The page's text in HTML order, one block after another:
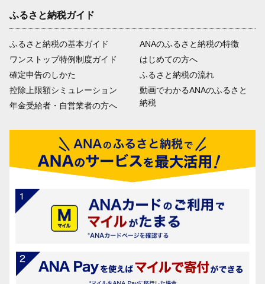
ふるさと納税ガイド
ふるさと納税の基本ガイド
ワンストップ特例制度ガイド
確定申告のしかた
控除上限額シミュレーション
年金受給者・自営業者の方へ
ANAのふるさと納税の特徴
はじめての方へ
ふるさと納税の流れ
動画でわかるANAのふるさと
納税